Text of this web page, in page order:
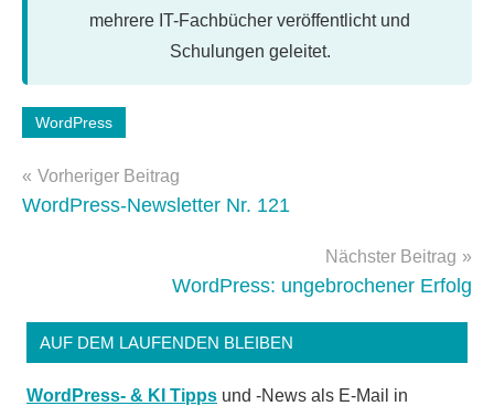
mehrere IT-Fachbücher veröffentlicht und
Schulungen geleitet.
Schlagwörter:
Tipps
WordPress
Beitragsnavigation
Vorheriger Beitrag
WordPress-Newsletter Nr. 121
Nächster Beitrag
WordPress: ungebrochener Erfolg
AUF DEM LAUFENDEN BLEIBEN
WordPress- & KI Tipps und -News als E-Mail in